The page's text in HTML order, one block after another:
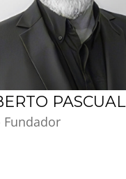
PASCUAL
Fundador